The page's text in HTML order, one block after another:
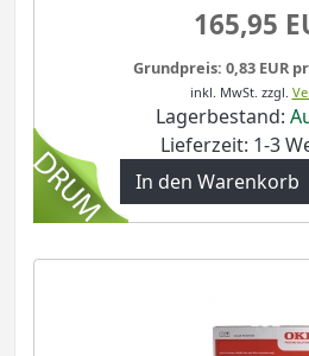
165,95
Grundpreis: 0,83 EUR
inkl. MwSt. zzgl.
Lagerbestand:
Lieferzeit: 1-3
In den Warenkorb